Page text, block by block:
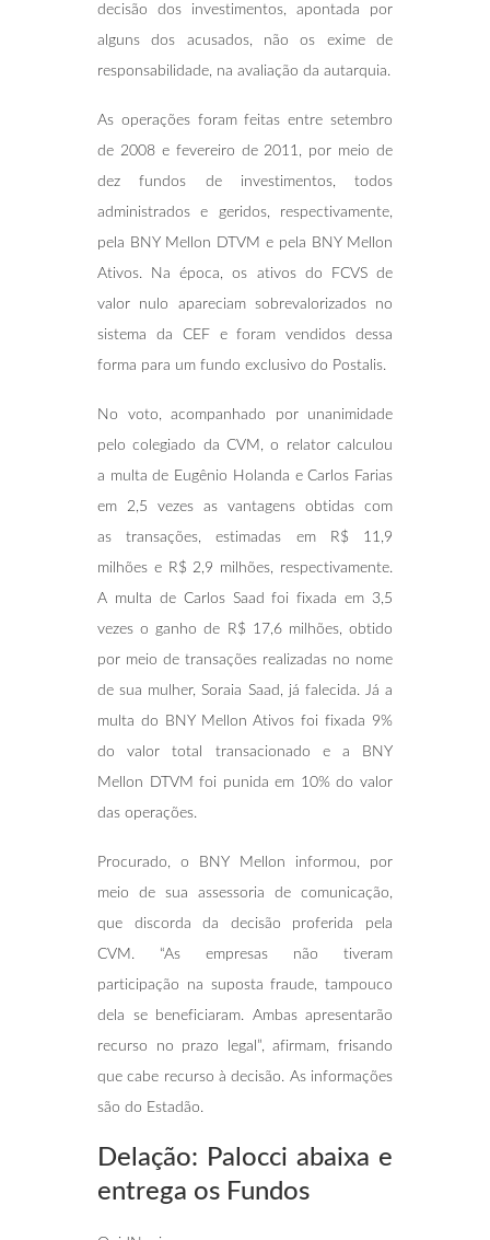
decisão dos investimentos, apontada por
alguns dos acusados, não os exime de
responsabilidade, na avaliação da autarquia.
As operações foram feitas entre setembro
de 2008 e fevereiro de 2011, por meio de
dez fundos de investimentos, todos
administrados e geridos, respectivamente,
pela BNY Mellon DTVM e pela BNY Mellon
Ativos. Na época, os ativos do FCVS de
valor nulo apareciam sobrevalorizados no
sistema da CEF e foram vendidos dessa
forma para um fundo exclusivo do Postalis.
No voto, acompanhado por unanimidade
pelo colegiado da CVM, o relator calculou
a multa de Eugênio Holanda e Carlos Farias
em 2,5 vezes as vantagens obtidas com
as transações, estimadas em R$ 11,9
milhões e R$ 2,9 milhões, respectivamente.
A multa de Carlos Saad foi fixada em 3,5
vezes o ganho de R$ 17,6 milhões, obtido
por meio de transações realizadas no nome
de sua mulher, Soraia Saad, já falecida. Já a
multa do BNY Mellon Ativos foi fixada 9%
do valor total transacionado e a BNY
Mellon DTVM foi punida em 10% do valor
das operações.
Procurado, o BNY Mellon informou, por
meio de sua assessoria de comunicação,
que discorda da decisão proferida pela
CVM. “As empresas não tiveram
participação na suposta fraude, tampouco
dela se beneficiaram. Ambas apresentarão
recurso no prazo legal”, afirmam, frisando
que cabe recurso à decisão. As informações
são do Estadão.
Delação: Palocci abaixa e
entrega os Fundos